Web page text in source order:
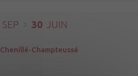
SEP 30 JUIN
Chenillé-Champteussé